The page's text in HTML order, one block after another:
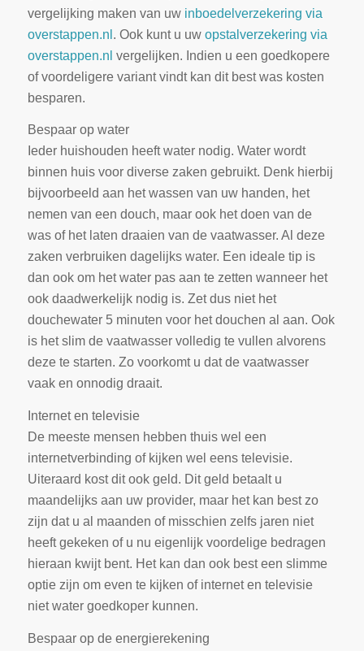
vergelijking maken van uw inboedelverzekering via
overstappen.nl . Ook kunt u uw opstalverzekering via
overstappen.nl vergelijken. Indien u een goedkopere
of voordeligere variant vindt kan dit best was kosten
besparen.
Bespaar op water
Ieder huishouden heeft water nodig. Water wordt
binnen huis voor diverse zaken gebruikt. Denk hierbij
bijvoorbeeld aan het wassen van uw handen, het
nemen van een douch, maar ook het doen van de
was of het laten draaien van de vaatwasser. Al deze
zaken verbruiken dagelijks water. Een ideale tip is
dan ook om het water pas aan te zetten wanneer het
ook daadwerkelijk nodig is. Zet dus niet het
douchewater 5 minuten voor het douchen al aan. Ook
is het slim de vaatwasser volledig te vullen alvorens
deze te starten. Zo voorkomt u dat de vaatwasser
vaak en onnodig draait.
Internet en televisie
De meeste mensen hebben thuis wel een
internetverbinding of kijken wel eens televisie.
Uiteraard kost dit ook geld. Dit geld betaalt u
maandelijks aan uw provider, maar het kan best zo
zijn dat u al maanden of misschien zelfs jaren niet
heeft gekeken of u nu eigenlijk voordelige bedragen
hieraan kwijt bent. Het kan dan ook best een slimme
optie zijn om even te kijken of internet en televisie
niet water goedkoper kunnen.
Bespaar op de energierekening